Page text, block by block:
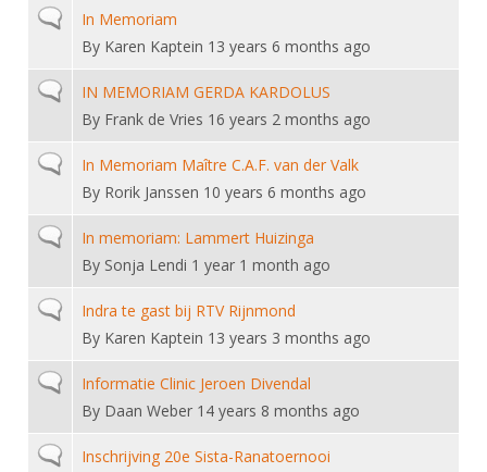
Samenwerking
Formulieren
Alle Verenigingen
Nieuws
Verenigingsondersteuning
Witte Vlekkenplan
Oprichting Vereniging
Overschrijven leden
JPT
JEC
Veteranenwedstrijden
Wedstrijdorganisatie
Nieuws
Aanvragen van scheidsrechters
Scheidsrechterslijst
Import inschrijvingen uit Nahouw
Verwerk wedstrijduitslagen
NK organiseren
Promotie en logo
Nieuws
Scheidsrechterslijst
Scheidsrechter Documentatie
Opleidingen
Tuchtzaken
Infotheek
Bibliotheek
Touché
Normal topicIn Memoriam
By Karen Kaptein 13 years 6 months ago
Normal topicIN MEMORIAM GERDA KARDOLUS
By Frank de Vries 16 years 2 months ago
Normal topicIn Memoriam Maître C.A.F. van der Valk
By Rorik Janssen 10 years 6 months ago
Normal topicIn memoriam: Lammert Huizinga
By Sonja Lendi 1 year 1 month ago
Normal topicIndra te gast bij RTV Rijnmond
By Karen Kaptein 13 years 3 months ago
Normal topicInformatie Clinic Jeroen Divendal
By Daan Weber 14 years 8 months ago
Normal topicInschrijving 20e Sista-Ranatoernooi